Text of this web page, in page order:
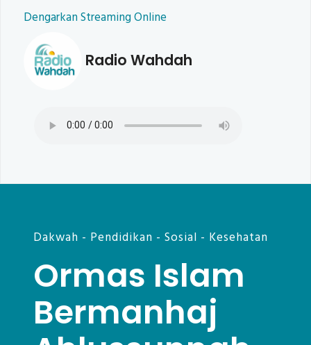
Dengarkan Streaming Online
Radio Wahdah
Dakwah - Pendidikan - Sosial - Kesehatan
Ormas Islam
Bermanhaj